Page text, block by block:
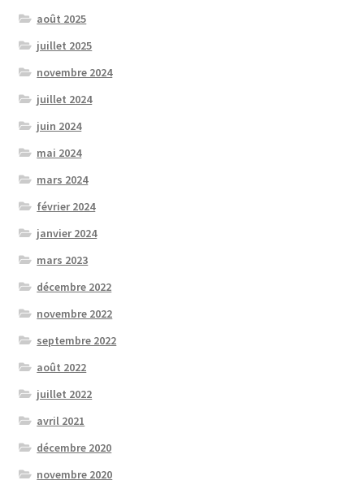
août 2025
juillet 2025
novembre 2024
juillet 2024
juin 2024
mai 2024
mars 2024
février 2024
janvier 2024
mars 2023
décembre 2022
novembre 2022
septembre 2022
août 2022
juillet 2022
avril 2021
décembre 2020
novembre 2020